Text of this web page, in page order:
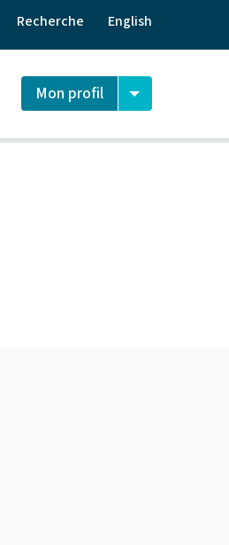
Recherche English
Mon profil